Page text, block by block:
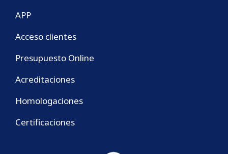
APP
Acceso clientes
Presupuesto Online
Acreditaciones
Homologaciones
Certificaciones